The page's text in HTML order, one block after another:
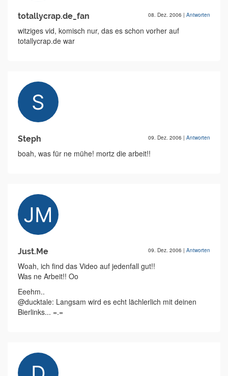
totallycrap.de_fan 08. Dez. 2006 | Antworten
witziges vid, komisch nur, das es schon vorher auf
totallycrap.de war
Steph 09. Dez. 2006 | Antworten
boah, was für ne mühe! mortz die arbeit!!
Just.Me 09. Dez. 2006 | Antworten
Woah, ich find das Video auf jedenfall gut!!
Was ne Arbeit!! Oo
Eeehm..
@ducktale: Langsam wird es echt lächlerlich mit deinen
Bierlinks... =.=